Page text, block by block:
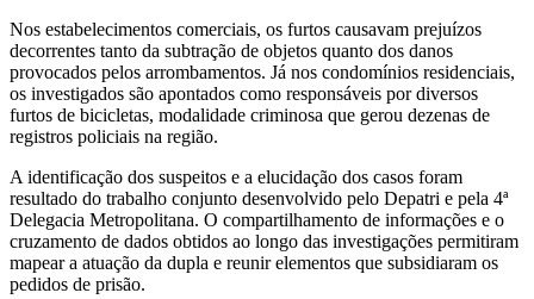
Nos estabelecimentos comerciais, os furtos causavam prejuízos
decorrentes tanto da subtração de objetos quanto dos danos
provocados pelos arrombamentos. Já nos condomínios residenciais,
os investigados são apontados como responsáveis por diversos
furtos de bicicletas, modalidade criminosa que gerou dezenas de
registros policiais na região.
A identificação dos suspeitos e a elucidação dos casos foram
resultado do trabalho conjunto desenvolvido pelo Depatri e pela 4ª
Delegacia Metropolitana. O compartilhamento de informações e o
cruzamento de dados obtidos ao longo das investigações permitiram
mapear a atuação da dupla e reunir elementos que subsidiaram os
pedidos de prisão.